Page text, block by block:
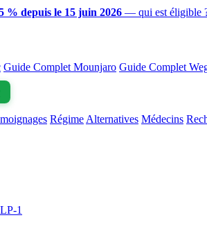
% depuis le 15 juin 2026 — qui est éligible
Guide Complet Mounjaro Guide Complet
Régime Alternatives Médecins
1